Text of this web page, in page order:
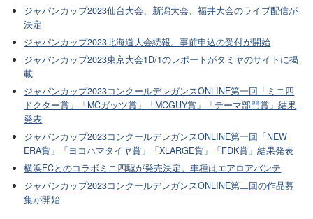
ジャパンカップ2023仙台大会、新潟大会、福井大会のライブ配信が
決定
ジャパンカップ2023北海道大会続報。事前申込の受付が開始
ジャパンカップ2023東京大会1D/1のレポートがタミヤのサイトに掲
載
ジャパンカップ2023コンクールデレガンスONLINE第一回「ミニ四
ドクター賞」「MCガッツ賞」「MCGUY賞」「テーマ部門賞」結果
発表
ジャパンカップ2023コンクールデレガンスONLINE第一回「NEW
ERA賞」「ヨコハマタイヤ賞」「XLARGE賞」「FDK賞」結果発表
横浜FCとのコラボミニ四駆が発売決定。車種はエアロアバンテ
ジャパンカップ2023コンクールデレガンスONLINE第二回の作品募
集が開始